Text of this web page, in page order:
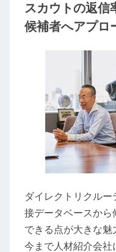
スカウトの返信
候補者へアプロ
ダイレクトリクル
接データベースから
できる点が大きな魅
今まで人材紹介会社